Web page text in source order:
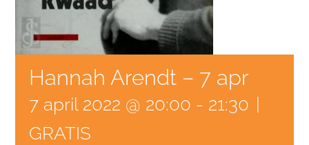
Hannah Arendt – 7 apr
7 april 2022 @ 20:00 - 21:30
GRATIS